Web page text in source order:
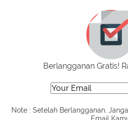
Berlangganan Gratis!
Note : Setelah Berlangganan,